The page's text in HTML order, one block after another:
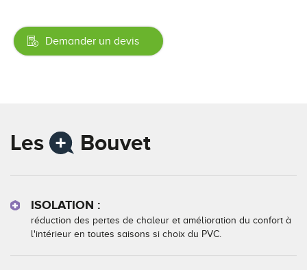
Demander un devis
Les Bouvet
ISOLATION :
réduction des pertes de chaleur et amélioration du confort à
l'intérieur en toutes saisons si choix du PVC.